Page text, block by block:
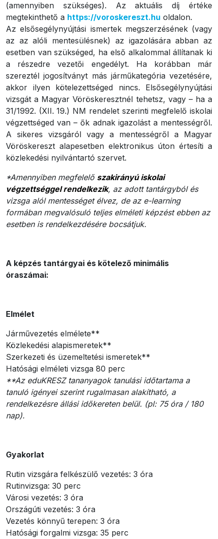
(amennyiben szükséges). Az aktuális díj értéke
megtekinthető a https://voroskereszt.hu oldalon.
Az elsősegélynyújtási ismertek megszerzésének (vagy
az az alóli mentesülésnek) az igazolására abban az
esetben van szükséged, ha első alkalommal állítanak ki
a részedre vezetői engedélyt. Ha korábban már
szereztél jogosítványt más járműkategória vezetésére,
akkor ilyen kötelezettséged nincs. Elsősegélynyújtási
vizsgát a Magyar Vöröskeresztnél tehetsz, vagy – ha a
31/1992. (XII. 19.) NM rendelet szerinti megfelelő iskolai
végzettséged van – ők adnak igazolást a mentességről.
A sikeres vizsgáról vagy a mentességről a Magyar
Vöröskereszt alapesetben elektronikus úton értesíti a
közlekedési nyilvántartó szervet.
*Amennyiben megfelelő szakirányú iskolai
végzettséggel rendelkezik, az adott tantárgyból és
vizsga alól mentességet élvez, de az e-learning
formában megvalósuló teljes elméleti képzést ebben az
esetben is rendelkezdésére bocsátjuk.
A képzés tantárgyai és kötelező minimális
óraszámai:
Elmélet
Járművezetés elmélete**
Közlekedési alapismeretek**
Szerkezeti és üzemeltetési ismeretek**
Hatósági elméleti vizsga 80 perc
**Az eduKRESZ tananyagok tanulási időtartama a
tanuló igényei szerint rugalmasan alakítható, a
rendelkezésre állási időkereten belül. (pl: 75 óra / 180
nap).
Gyakorlat
Rutin vizsgára felkészülő vezetés: 3 óra
Rutinvizsga: 30 perc
Városi vezetés: 3 óra
Országúti vezetés: 3 óra
Vezetés könnyű terepen: 3 óra
Hatósági forgalmi vizsga: 35 perc